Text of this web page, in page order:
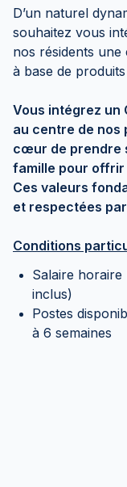
D’un naturel
souhaitez vous
nos résidents une
à base de
Vous intégrez un
au centre de nos
cœur de prendre
famille pour offrir
Ces valeurs
et respectées
Conditions
Salaire horaire
inclus)
Postes
à 6 semaines